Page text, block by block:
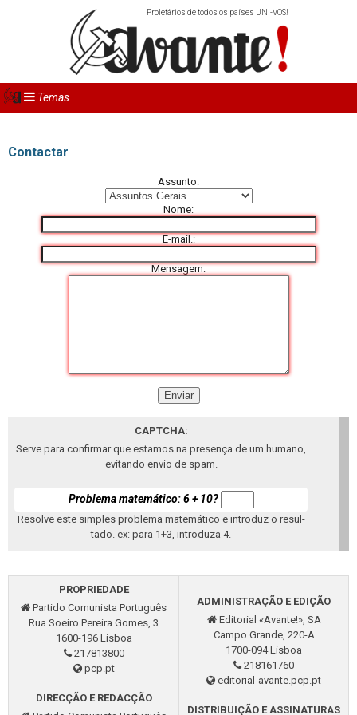
Proletários de todos os países UNI-VOS!
Temas
Contactar
As­sunto:
Nome:
E-mail.:
Men­sagem:
CAPTCHA:
Serve para con­firmar que es­tamos na pre­sença de um hu­mano,
evi­tando envio de spam.
Pro­blema ma­te­má­tico: 6 + 10?
Re­solve este sim­ples pro­blema ma­te­má­tico e in­troduz o re­sul­
tado. ex: para 1+3, in­tro­duza 4.
PRO­PRI­E­DADE
Par­tido Co­mu­nista Por­tu­guês
Rua So­eiro Pe­reira Gomes, 3
1600-196 Lisboa
217813800
pcp.pt
DIRECÇÃO E REDACÇÃO
AD­MI­NISTRAÇÃO E EDIÇÃO
Edi­to­rial «Avante!», SA
Campo Grande, 220-A
1700-094 Lisboa
218161760
edi­to­rial-avante.pcp.pt
DIS­TRIBUIÇÃO E AS­SI­NA­TURAS